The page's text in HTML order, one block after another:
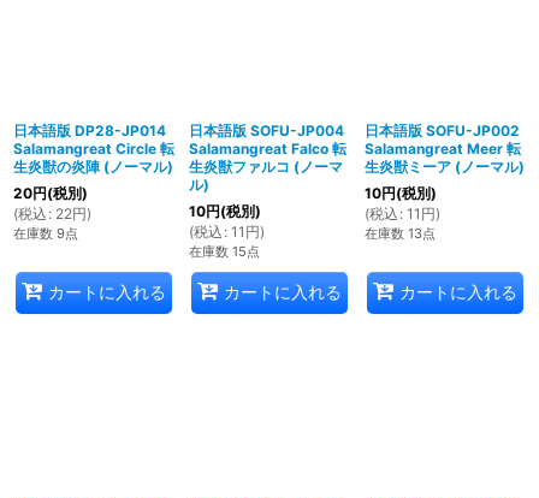
日本語版 DP28-JP014
Salamangreat Circle 転
生炎獣の炎陣 (ノーマル)
20円(税別)
(税込 : 22円)
在庫数 9点
カートに入れる
日本語版 SOFU-JP004
Salamangreat Falco 転
生炎獣ファルコ (ノーマ
ル)
10円(税別)
(税込 : 11 円)
在庫数 15点
カートに入れる
日本語版 SOFU-JP002
Salamangreat Meer 転
生炎獣ミーア (ノーマル)
10円(税別)
(税込 : 11 円)
在庫数 13点
カートに入れる